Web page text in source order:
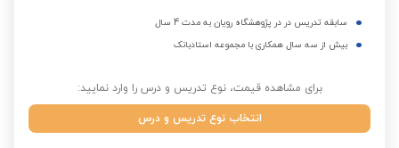
سابقه تدریس در در پژوهشگاه رویان به مدت 4 سال
بیش از سه سال همکاری با مجموعه استادبانک
برای مشاهده قیمت، نوع تدریس و درس را وارد نمایید:
انتخاب نوع تدریس و درس